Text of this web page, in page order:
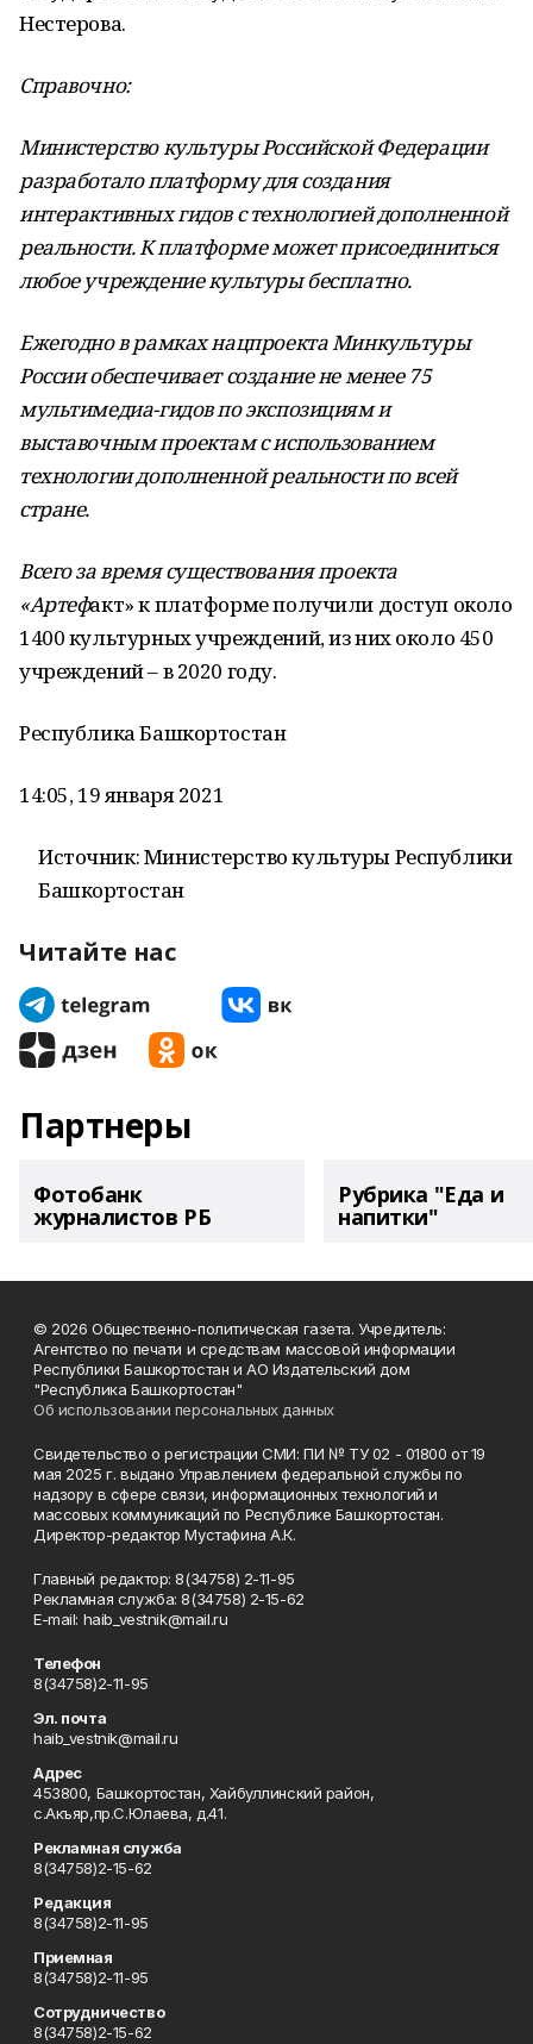
Нестерова.
Справочно:
Министерство культуры Российской Федерации
разработало платформу для создания
интерактивных гидов с технологией дополненной
реальности. К платформе может присоединиться
любое учреждение культуры бесплатно.
Ежегодно в рамках нацпроекта Минкультуры
России обеспечивает создание не менее 75
мультимедиа-гидов по экспозициям и
выставочным проектам с использованием
технологии дополненной реальности по всей
стране.
Всего за время существования проекта
«Артефакт» к платформе получили доступ около
1400 культурных учреждений, из них около 450
учреждений – в 2020 году.
Республика Башкортостан
14:05, 19 января 2021
Источник: Министерство культуры Республики
Башкортостан
Читайте нас
Партнеры
Фотобанк
журналистов РБ
Рубрика "Еда и
напитки"
© 2026 Общественно-политическая газета. Учредитель:
Агентство по печати и средствам массовой информации
Республики Башкортостан и АО Издательский дом
"Республика Башкортостан"
Об использовании персональных данных
Свидетельство о регистрации СМИ: ПИ № ТУ 02 - 01800 от 19
мая 2025 г. выдано Управлением федеральной службы по
надзору в сфере связи, информационных технологий и
массовых коммуникаций по Республике Башкортостан.
Директор-редактор Мустафина А.К.
Главный редактор: 8(34758) 2-11-95
Рекламная служба: 8(34758) 2-15-62
Е-mаil: haib_vestnik@mail.ru
Телефон
8(34758)2-11-95
Эл. почта
haib_vestnik@mail.ru
Адрес
453800, Башкортостан, Хайбуллинский район,
с.Акъяр,пр.С.Юлаева, д.41.
Рекламная служба
8(34758)2-15-62
Редакция
8(34758)2-11-95
Приемная
8(34758)2-11-95
Сотрудничество
8(34758)2-15-62